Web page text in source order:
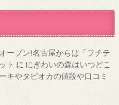
ープン!名古屋からは「フチテ
ト に にぎわいの森はいつどこ
キやタピオカの値段や口コミ